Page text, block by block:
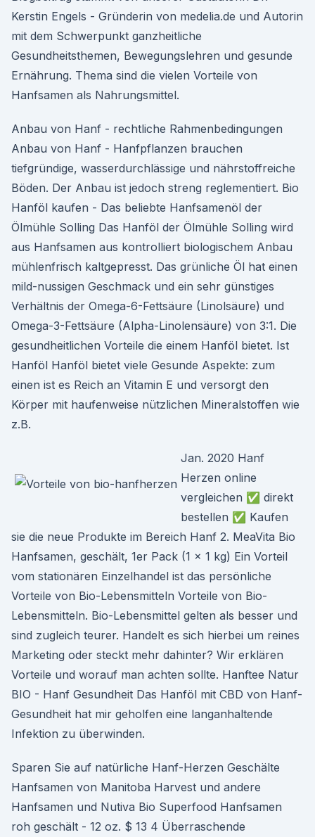
Kerstin Engels - Gründerin von medelia.de und Autorin
mit dem Schwerpunkt ganzheitliche
Gesundheitsthemen, Bewegungslehren und gesunde
Ernährung. Thema sind die vielen Vorteile von
Hanfsamen als Nahrungsmittel.
Anbau von Hanf - rechtliche Rahmenbedingungen
Anbau von Hanf - Hanfpflanzen brauchen
tiefgründige, wasserdurchlässige und nährstoffreiche
Böden. Der Anbau ist jedoch streng reglementiert. Bio
Hanföl kaufen - Das beliebte Hanfsamenöl der
Ölmühle Solling Das Hanföl der Ölmühle Solling wird
aus Hanfsamen aus kontrolliert biologischem Anbau
mühlenfrisch kaltgepresst. Das grünliche Öl hat einen
mild-nussigen Geschmack und ein sehr günstiges
Verhältnis der Omega-6-Fettsäure (Linolsäure) und
Omega-3-Fettsäure (Alpha-Linolensäure) von 3:1. Die
gesundheitlichen Vorteile die einem Hanföl bietet. Ist
Hanföl Hanföl bietet viele Gesunde Aspekte: zum
einen ist es Reich an Vitamin E und versorgt den
Körper mit haufenweise nützlichen Mineralstoffen wie
z.B.
Jan. 2020 Hanf
Herzen online
vergleichen ✅ direkt
bestellen ✅ Kaufen
sie die neue Produkte im Bereich Hanf 2. MeaVita Bio
Hanfsamen, geschält, 1er Pack (1 x 1 kg) Ein Vorteil
vom stationären Einzelhandel ist das persönliche
Vorteile von Bio-Lebensmitteln Vorteile von Bio-
Lebensmitteln. Bio-Lebensmittel gelten als besser und
sind zugleich teurer. Handelt es sich hierbei um reines
Marketing oder steckt mehr dahinter? Wir erklären
Vorteile und worauf man achten sollte. Hanftee Natur
BIO - Hanf Gesundheit Das Hanföl mit CBD von Hanf-
Gesundheit hat mir geholfen eine langanhaltende
Infektion zu überwinden.
Sparen Sie auf natürliche Hanf-Herzen Geschälte
Hanfsamen von Manitoba Harvest und andere
Hanfsamen und Nutiva Bio Superfood Hanfsamen
roh geschält - 12 oz. $ 13 4 Überraschende